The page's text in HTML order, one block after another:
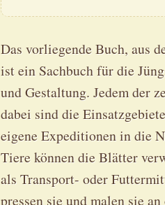
Das vorliegende Buch, aus
ist ein Sachbuch für die
und Gestaltung. Jedem der
dabei sind die
eigene Expeditionen in die
Tiere können die Blätter
als Transport- oder
pressen sie und malen sie